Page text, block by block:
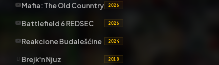
Mafia: The Old Counntry 2026
Battlefield 6 REDSEC 2026
Reakcione Budalešćine 2024
Brejk'n Njuz 2018